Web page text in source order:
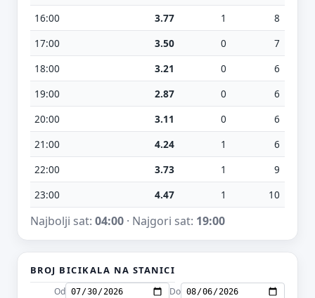
16:00
3.77 1
8
17:00
3.50 0
7
18:00
3.21 0
6
19:00
2.87 0
6
20:00
3.11 0
6
21:00
4.24 1
6
22:00
3.73 1
9
23:00
4.47 1 10
Najbolji sat: 04:00· Najgori sat: 19:00
BROJ BICIKALA NA STANICI
Od Do